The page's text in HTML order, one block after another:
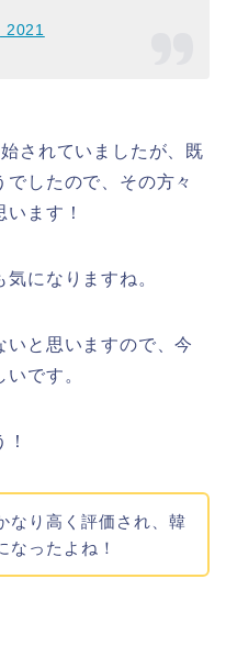
2021
されていましたが、既
したので、その方々
ます！
になりますね。
いと思いますので、今
です。
なり高く評価され、韓
なったよね！